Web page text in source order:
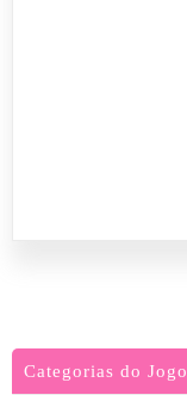
Categorias do Jogo